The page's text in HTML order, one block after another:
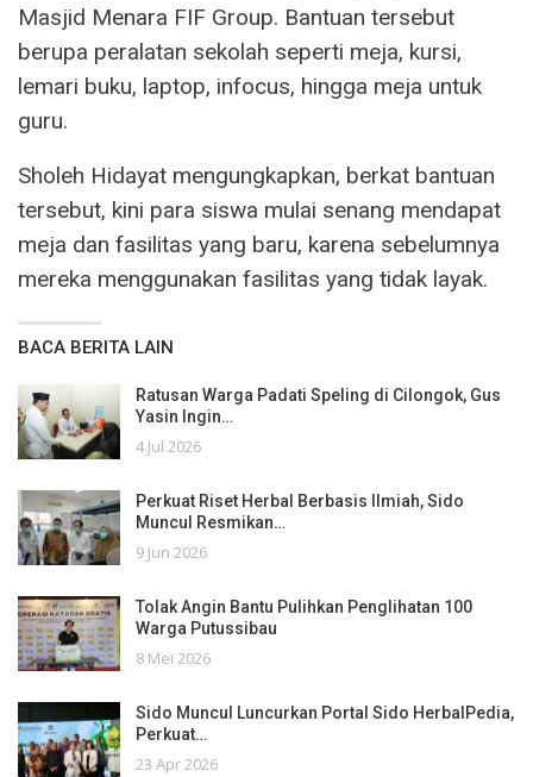
Masjid Menara FIF Group. Bantuan tersebut
berupa peralatan sekolah seperti meja, kursi,
lemari buku, laptop, infocus, hingga meja untuk
guru.
Sholeh Hidayat mengungkapkan, berkat bantuan
tersebut, kini para siswa mulai senang mendapat
meja dan fasilitas yang baru, karena sebelumnya
mereka menggunakan fasilitas yang tidak layak.
BACA BERITA LAIN
Ratusan Warga Padati Speling di Cilongok, Gus
Yasin Ingin…
4 Jul 2026
Perkuat Riset Herbal Berbasis Ilmiah, Sido
Muncul Resmikan…
9 Jun 2026
Tolak Angin Bantu Pulihkan Penglihatan 100
Warga Putussibau
8 Mei 2026
Sido Muncul Luncurkan Portal Sido HerbalPedia,
Perkuat…
23 Apr 2026